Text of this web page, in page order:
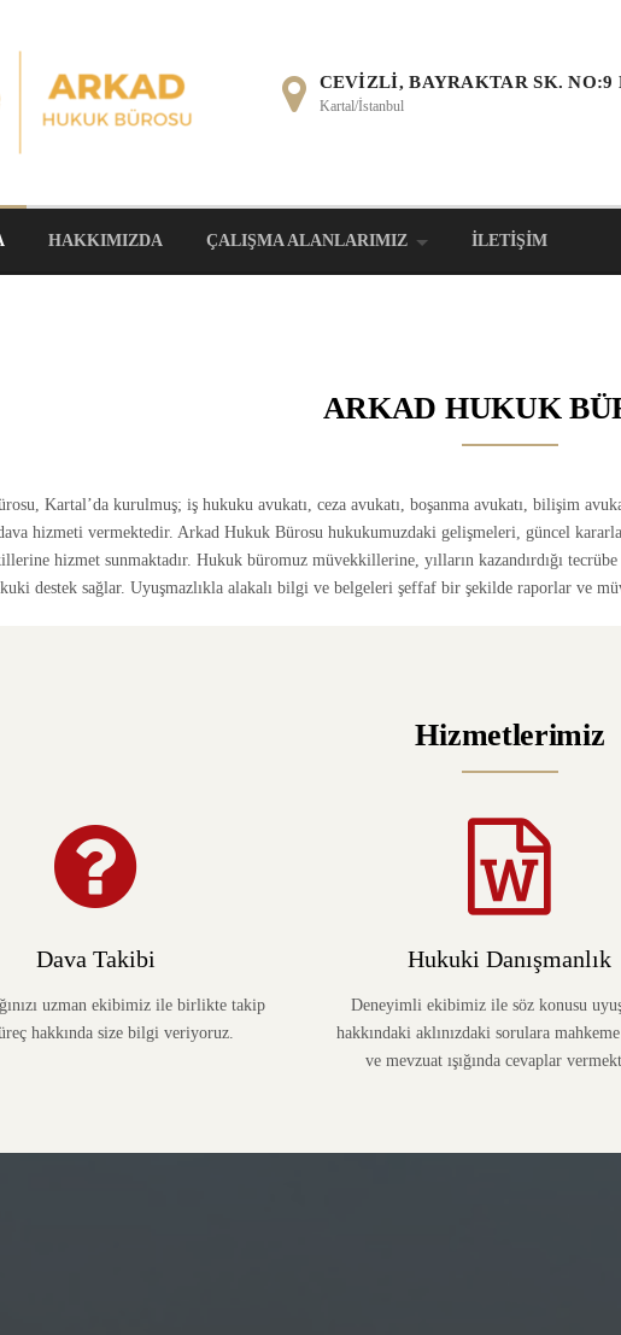
CEVIZLI, BAYRAKTAR SK. NO:9
Kartal/İstanbul
HAKKIMIZDA ÇALIŞMA ALANLARIMIZ İLETIŞIM
ARKAD HUKUK
Kartal’da kurulmuş; iş hukuku avukatı, ceza avukatı, boşanma avukatı, bilişim
dava hizmeti vermektedir. Arkad Hukuk Bürosu hukukumuzdaki gelişmeleri, güncel
hizmet sunmaktadır. Hukuk büromuz müvekkillerine, yılların kazandırdığı
destek sağlar. Uyuşmazlıkla alakalı bilgi ve belgeleri şeffaf bir şekilde raporlar ve
Hizmetlerimiz
Dava Takibi
uzman ekibimiz ile birlikte takip
hakkında size bilgi veriyoruz.
Hukuki Danışmanlık
Deneyimli ekibimiz ile söz konusu
hakkındaki aklınızdaki sorulara
ve mevzuat ışığında cevaplar